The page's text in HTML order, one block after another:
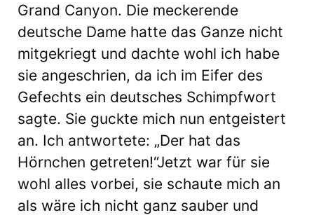
Grand Canyon. Die meckerende
deutsche Dame hatte das Ganze nicht
mitgekriegt und dachte wohl ich habe
sie angeschrien, da ich im Eifer des
Gefechts ein deutsches Schimpfwort
sagte. Sie guckte mich nun entgeistert
an. Ich antwortete: „Der hat das
Hörnchen getreten!“Jetzt war für sie
wohl alles vorbei, sie schaute mich an
als wäre ich nicht ganz sauber und